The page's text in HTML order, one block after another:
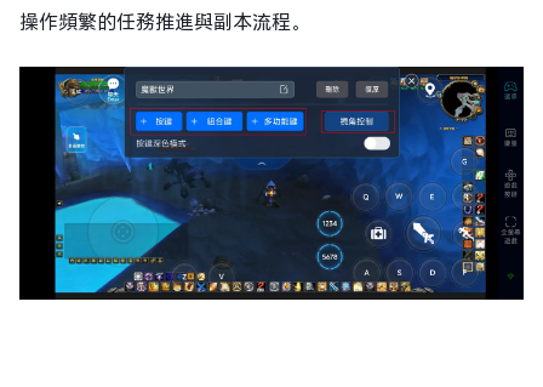
操作頻繁的任務推進與副本流程。